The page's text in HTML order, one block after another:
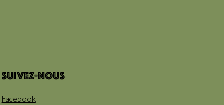
Suivez-nous
Facebook